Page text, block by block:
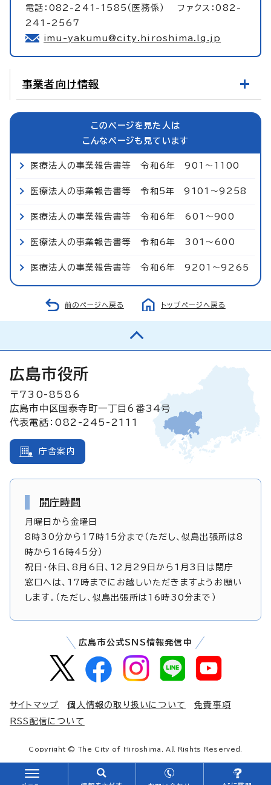
電話：082-241-1585（医務係） ファクス：082-
241-2567
imu-yakumu@city.hiroshima.lg.jp
事業者向け情報
このページを見た人は
こんなページも見ています
医療法人の事業報告書等 令和6年 901～1100
医療法人の事業報告書等 令和5年 9101～9258
医療法人の事業報告書等 令和6年 601～900
医療法人の事業報告書等 令和6年 301～600
医療法人の事業報告書等 令和6年 9201～9265
前のページへ戻る トップページへ戻る
広島市役所
〒730-8586
広島市中区国泰寺町一丁目6番34号
代表電話：082-245-2111
庁舎案内
開庁時間
月曜日から金曜日
8時30分から17時15分まで（ただし、似島出張所は8
時から16時45分）
祝日・休日、8月6日、12月29日から1月3日は閉庁
窓口へは、17時までにお越しいただきますようお願い
します。（ただし、似島出張所は16時30分まで）
広島市公式SNS情報発信中
サイトマップ 個人情報の取り扱いについて
免責事項
RSS配信について
Copyright © The City of Hiroshima. All Rights Reserved.